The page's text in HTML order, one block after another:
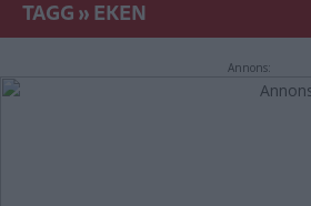
TAGG»EKEN
Annons: